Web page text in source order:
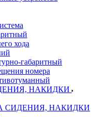
хода
габаритный
номера
НАКИДКИ
СИДЕНИЯ, НАКИДКИ